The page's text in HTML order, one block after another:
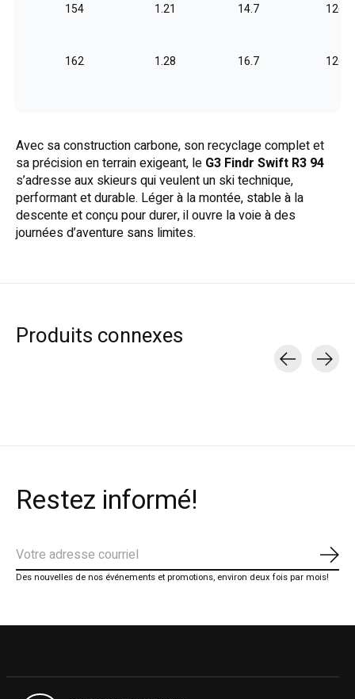
154 1.21 14.7 126
162 1.28 16.7 126
Avec sa construction carbone, son recyclage complet et
sa précision en terrain exigeant, le G3 Findr Swift R3 94
s’adresse aux skieurs qui veulent un ski technique,
performant et durable. Léger à la montée, stable à la
descente et conçu pour durer, il ouvre la voie à des
journées d’aventure sans limites.
Produits connexes
Restez informé!
Des nouvelles de nos événements et promotions, environ deux fois par mois!